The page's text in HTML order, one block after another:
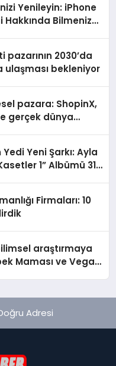
Yenileyin: iPhone
Hakkında Bilmeniz
2030’da
ulaşması bekleniyor
pazara: ShopinX,
gerçek dünya
Yeni Şarkı: Ayla
1” Albümü 31
Firmaları: 10
araştırmaya
Maması ve Vegan
Adresi